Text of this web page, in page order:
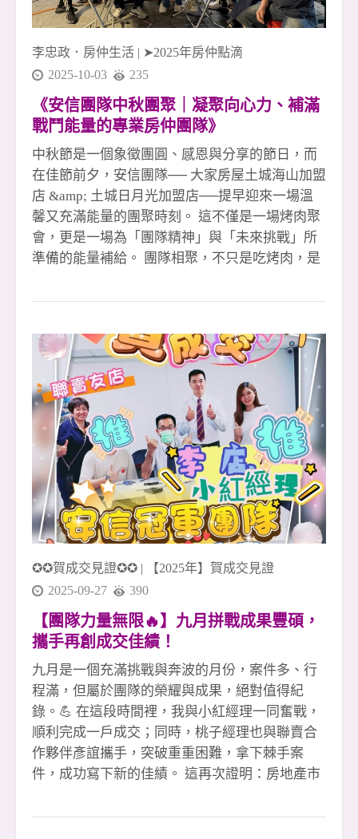
夥伴互助合作 #大家房屋土城海山店 #大家房屋土
城日月光店 #五泰社宅代租代管 #安信團隊 #李忠
政大家房
李忠政．房仲生活 | ➤2025年房仲點滴
2025-10-03
235
《安信團隊中秋團聚｜凝聚向心力、補滿
戰鬥能量的專業房仲團隊》
中秋節是一個象徵團圓、感恩與分享的節日，而
在佳節前夕，安信團隊── 大家房屋土城海山加盟
店 &amp; 土城日月光加盟店──提早迎來一場溫
馨又充滿能量的團聚時刻。 這不僅是一場烤肉聚
會，更是一場為「團隊精神」與「未來挑戰」所
準備的能量補給。 團隊相聚，不只是吃烤肉，是
著歡笑與對話，讓每位夥伴都放下忙碌的行程，
能夠相聚、共享一餐，是難得也珍貴的時刻。 每
次團圓，都提醒著我們： 「最強的不是個人，而
是一起前進的團隊。」 這份默契與向心力，是安
信團隊年年突破、月月成長的關鍵。 感謝每一位
夥伴，讓團隊持續向前 安信團隊的每一位成員，
都是金字塔中最關鍵的基石。 不論你在前線拚成
交，或在後勤默默支持，每一分努力都是團隊的
成功因素。 因為你們願意付出、願意挑戰、願意
相信團隊， 安信才能多次締造佳績、創造亮眼的
月月成長。 烤的不只是肉，是士氣；賞的不只是
月，是團隊的心 火光跳動的時刻，我們烤的不只
是食物，更是這段時間累積的情感與信任。 抬頭
看見
✪✪賀成交見證✪✪ |
【2025年】賀成交見證
2025-09-27
390
【團隊力量無限🔥】九月拼戰成果豐碩，
攜手再創成交佳績！
九月是一個充滿挑戰與奔波的月份，案件多、行
程滿，但屬於團隊的榮耀與成果，絕對值得紀
錄。💪 在這段時間裡，我與小紅經理一同奮戰，
順利完成一戶成交；同時，桃子經理也與聯賣合
作夥伴彥誼攜手，突破重重困難，拿下棘手案
件，成功寫下新的佳績。 這再次證明：房地產市
決定成敗。只要堅持努力、永不放棄，就沒有攻